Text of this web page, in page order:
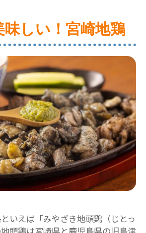
味しい！宮崎地鶏
いえば「みやざき地頭鶏（じとっ